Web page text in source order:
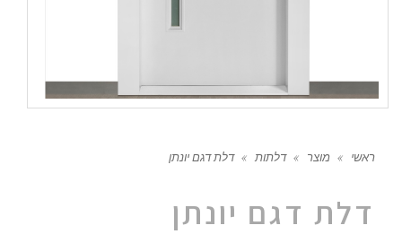
ראשי » מוצר » דלתות » דלת דגם יונתן
דלת דגם יונתן